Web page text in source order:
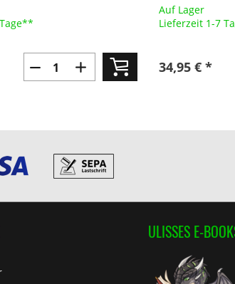
Auf Lager
Lieferzeit 1-7
34,95 € *
ULISSES E-